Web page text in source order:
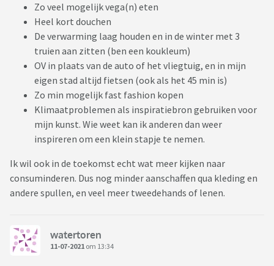
Zo veel mogelijk vega(n) eten
Heel kort douchen
De verwarming laag houden en in de winter met 3
truien aan zitten (ben een koukleum)
OV in plaats van de auto of het vliegtuig, en in mijn
eigen stad altijd fietsen (ook als het 45 min is)
Zo min mogelijk fast fashion kopen
Klimaatproblemen als inspiratiebron gebruiken voor
mijn kunst. Wie weet kan ik anderen dan weer
inspireren om een klein stapje te nemen.
Ik wil ook in de toekomst echt wat meer kijken naar
consuminderen. Dus nog minder aanschaffen qua kleding en
andere spullen, en veel meer tweedehands of lenen.
watertoren
11-07-2021 om 13:34